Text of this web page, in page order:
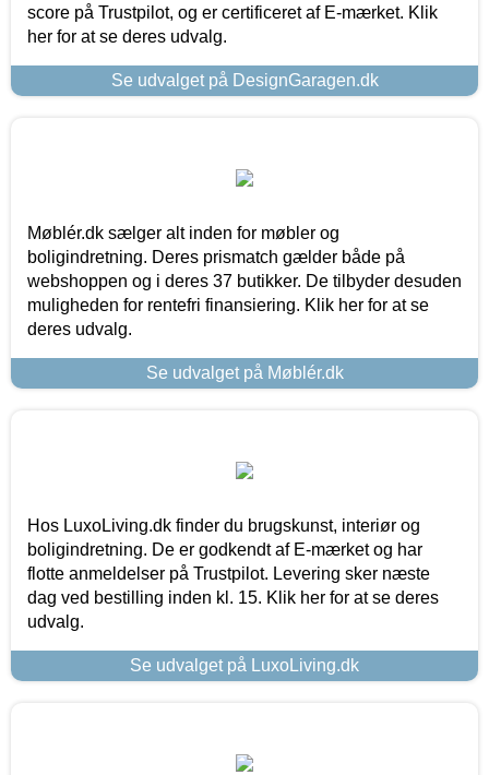
score på Trustpilot, og er certificeret af E-mærket. Klik
her for at se deres udvalg.
Se udvalget på DesignGaragen.dk
Møblér.dk sælger alt inden for møbler og
boligindretning. Deres prismatch gælder både på
webshoppen og i deres 37 butikker. De tilbyder desuden
muligheden for rentefri finansiering. Klik her for at se
deres udvalg.
Se udvalget på Møblér.dk
Hos LuxoLiving.dk finder du brugskunst, interiør og
boligindretning. De er godkendt af E-mærket og har
flotte anmeldelser på Trustpilot. Levering sker næste
dag ved bestilling inden kl. 15. Klik her for at se deres
udvalg.
Se udvalget på LuxoLiving.dk